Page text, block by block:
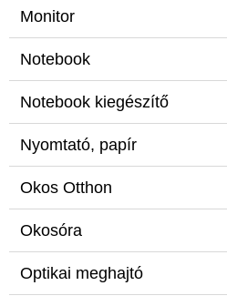
Monitor
Notebook
Notebook kiegészítő
Nyomtató, papír
Okos Otthon
Okosóra
Optikai meghajtó